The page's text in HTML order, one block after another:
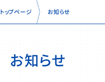
トップページ お知らせ
お知らせ